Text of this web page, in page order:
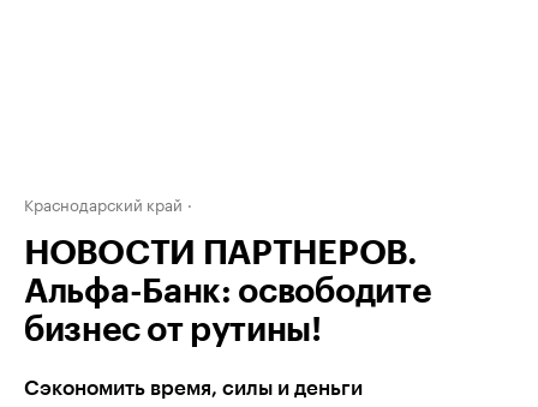
Краснодарский край
НОВОСТИ ПАРТНЕРОВ.
Альфа-Банк: освободите
бизнес от рутины!
Сэкономить время, силы и деньги